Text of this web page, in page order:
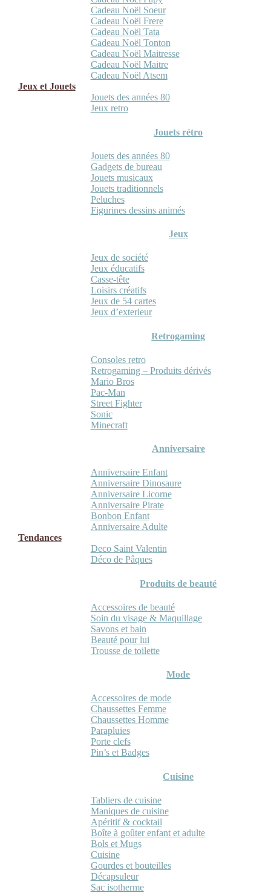
Cadeau Noël Soeur
Cadeau Noël Frere
Cadeau Noël Tata
Cadeau Noël Tonton
Cadeau Noël Maitresse
Cadeau Noël Maitre
Cadeau Noël Atsem
Jeux et Jouets
Jouets des années 80
Jeux retro
Jouets rétro
Jouets des années 80
Gadgets de bureau
Jouets musicaux
Jouets traditionnels
Peluches
Figurines dessins animés
Jeux
Jeux de société
Jeux éducatifs
Casse-tête
Loisirs créatifs
Jeux de 54 cartes
Jeux d’exterieur
Retrogaming
Consoles retro
Retrogaming – Produits dérivés
Mario Bros
Pac-Man
Street Fighter
Sonic
Minecraft
Anniversaire
Anniversaire Enfant
Anniversaire Dinosaure
Anniversaire Licorne
Anniversaire Pirate
Bonbon Enfant
Anniversaire Adulte
Tendances
Deco Saint Valentin
Déco de Pâques
Produits de beauté
Accessoires de beauté
Soin du visage & Maquillage
Savons et bain
Beauté pour lui
Trousse de toilette
Mode
Accessoires de mode
Chaussettes Femme
Chaussettes Homme
Parapluies
Porte clefs
Pin’s et Badges
Cuisine
Tabliers de cuisine
Maniques de cuisine
Apéritif & cocktail
Boîte à goûter enfant et adulte
Bols et Mugs
Cuisine
Gourdes et bouteilles
Décapsuleur
Sac isotherme